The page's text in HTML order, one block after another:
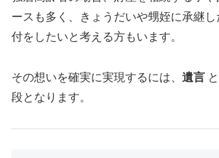
ースも多く、きょうだいや甥姪に承継
付をしたいと考える方もいます。
その想いを確実に実現するには、 遺言 と
段となります。